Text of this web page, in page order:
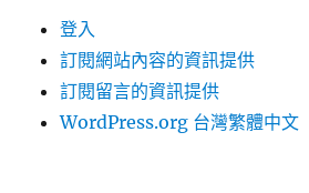
登入
訂閱網站內容的資訊提供
訂閱留言的資訊提供
WordPress.org 台灣繁體中文